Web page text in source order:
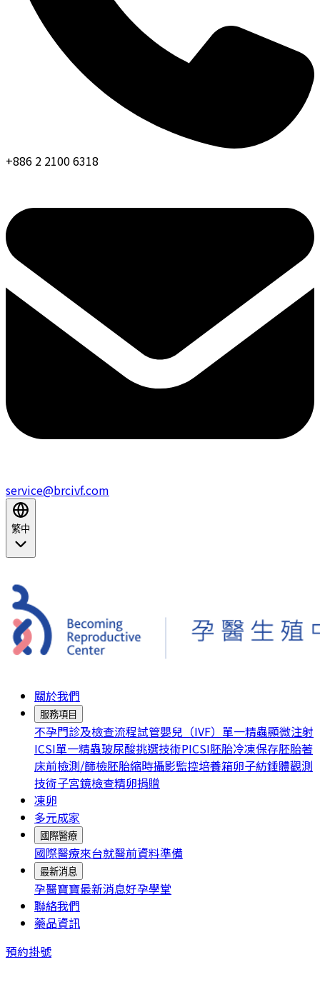
+886 2 2100 6318
service@brcivf.com
繁中
關於我們
服務項目
不孕門診及檢查流程試管嬰兒（IVF） 單一精蟲顯微注射
ICSI單一精蟲玻尿酸挑選技術PICSI胚胎冷凍保存胚胎著
床前檢測/篩檢胚胎縮時攝影監控培養箱卵子紡錘體觀測
技術子宮鏡檢查精卵捐贈
凍卵
多元成家
國際醫療
國際醫療來台就醫前資料準備
最新消息
孕醫寶寶最新消息好孕學堂
聯絡我們
藥品資訊
預約掛號